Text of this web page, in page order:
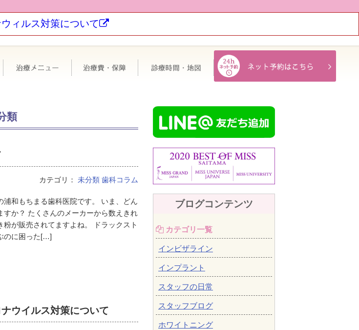
ィルス対策について
く削らない
スタッフ紹介 治療メニュー 治療費・保証 診療時間・地図
類
カテゴリ： 未分類 歯科コラム
浦和もちまる歯科医院です。 いま、どん
すか？ たくさんのメーカーから数えきれ
粉が販売されてますよね。 ドラックスト
のに困った[…]
ウイルス対策について
ブログコンテンツ
カテゴリ一覧
インビザライン
インプラント
スタッフの日常
スタッフブログ
ホワイトニング